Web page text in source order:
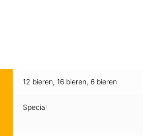
12 bieren, 16 bieren, 6 bieren
Special